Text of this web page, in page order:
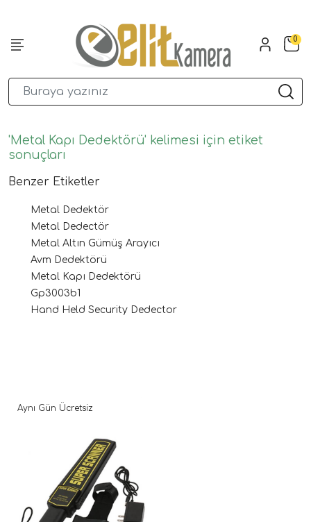
0
'Metal Kapı Dedektörü' kelimesi için etiket
sonuçları
Benzer Etiketler
Metal Dedektör
Metal Dedectör
Metal Altın Gümüş Arayıcı
Avm Dedektörü
Metal Kapı Dedektörü
Gp3003b1
Hand Held Security Dedector
Aynı Gün Ücretsiz